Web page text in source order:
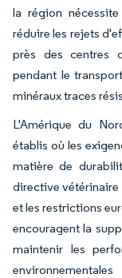
la région
réduire les rejets
près des centres
pendant le
minéraux traces
L'Amérique du
établis où les
matière de
directive vétérinaire
et les restrictions
encouragent la
maintenir les